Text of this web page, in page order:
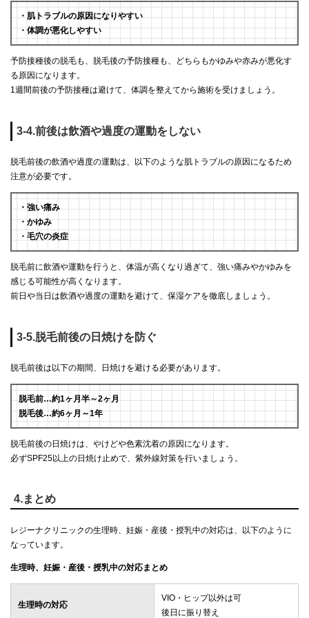
・肌トラブルの原因になりやすい
・体調が悪化しやすい
予防接種後の脱毛も、脱毛後の予防接種も、どちらもかゆみや赤みが悪化す
る原因になります。
1週間前後の予防接種は避けて、体調を整えてから施術を受けましょう。
3-4.前後は飲酒や過度の運動をしない
脱毛前後の飲酒や過度の運動は、以下のような肌トラブルの原因になるため
注意が必要です。
・強い痛み
・かゆみ
・毛穴の炎症
脱毛前に飲酒や運動を行うと、体温が高くなり過ぎて、強い痛みやかゆみを
感じる可能性が高くなります。
前日や当日は飲酒や過度の運動を避けて、保湿ケアを徹底しましょう。
3-5.脱毛前後の日焼けを防ぐ
脱毛前後は以下の期間、日焼けを避ける必要があります。
脱毛前…約1ヶ月半～2ヶ月
脱毛後…約6ヶ月～1年
脱毛前後の日焼けは、やけどや色素沈着の原因になります。
必ずSPF25以上の日焼け止めで、紫外線対策を行いましょう。
4.まとめ
レジーナクリニックの生理時、妊娠・産後・授乳中の対応は、以下のように
なっています。
生理時、妊娠・産後・授乳中の対応まとめ
生理時の対応
VIO・ヒップ以外は可
後日に振り替え